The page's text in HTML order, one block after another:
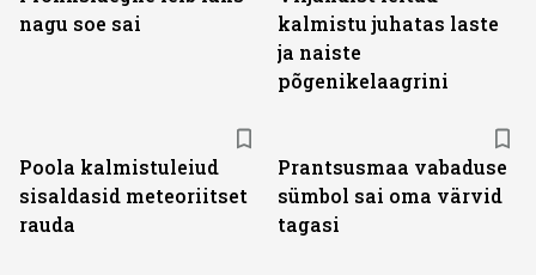
nagu soe sai
kalmistu juhatas laste
ja naiste
põgenikelaagrini
Poola kalmistuleiud
sisaldasid meteoriitset
rauda
Prantsusmaa vabaduse
sümbol sai oma värvid
tagasi